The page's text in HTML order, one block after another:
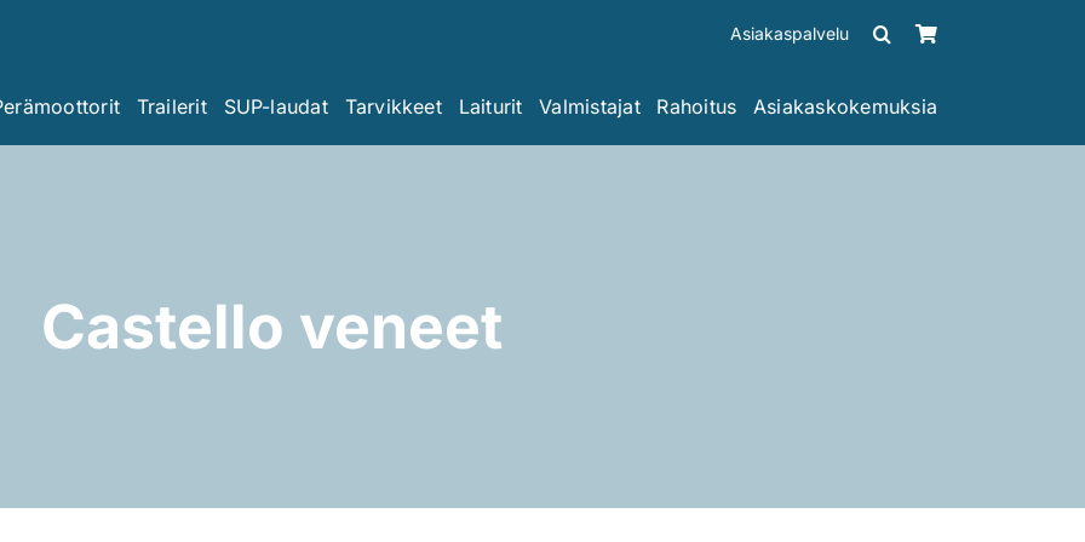
Asiakaspalvelu
Trailerit SUP-laudat Tarvikkeet Laiturit Valmistajat Rahoitus Asiakaskokemuksia
Castello veneet